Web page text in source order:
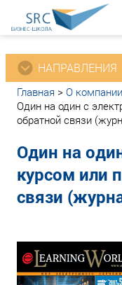
НАПРАВЛЕНИЯ
Главная > О компании
Один на один с
обратной связи
Один на
курсом или
связи